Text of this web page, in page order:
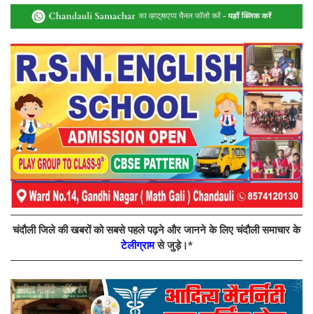
चंदौली जिले की खबरों को सबसे पहले पढ़ने और जानने के लिए चंदौली समाचार के
टेलीग्रामसे जुड़े।*